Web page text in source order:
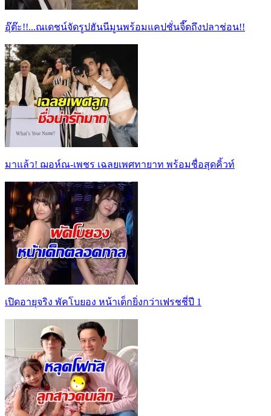
อุ๊ต๊ะ!!...ณเดชน์จัดรูปฮันนีมูนพร้อมแคปชั่นจี๊ดถึงปลาช่อน!!
มาแล้ว! ฌอห์ณ-เพชร เฉลยเพศทายาท พร้อมชื่อสุดคิ้วท์
เปิดอายุจริง พัคโบยอง หน้าเด็กยิ่งกว่าเฟรชชี่ปี 1